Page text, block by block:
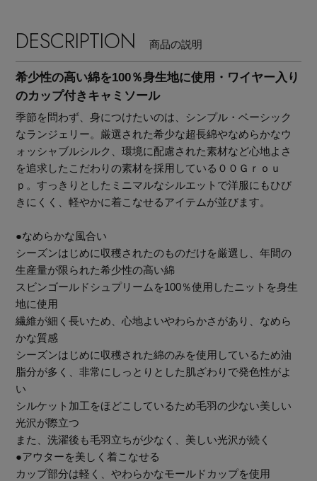
主役級ニットが揃う「シーエフシーエル」の
POP UPがスタート
DESCRIPTION 商品の説明
希少性の高い綿を100％身生地に使用・ワイヤー入り
のカップ付きキャミソール
季節を問わず、身につけたいのは、シンプル・ベーシック
なランジェリー。厳選された希少な超長綿やなめらかなウ
ォッシャブルシルク、環境に配慮された素材など心地よさ
を追求したこだわりの素材を採用している００Ｇｒｏｕ
ｐ。すっきりとしたミニマルなシルエットで洋服にもひび
きにくく、軽やかに着こなせるアイテムが並びます。
●なめらかな風合い
シーズンはじめに収穫されたのものだけを厳選し、年間の
生産量が限られた希少性の高い綿
スビンゴールドシュプリームを100％使用したニットを身生
地に使用
繊維が細く長いため、心地よいやわらかさがあり、なめら
かな質感
シーズンはじめに収穫された綿のみを使用しているため油
脂分が多く、非常にしっとりとした肌ざわりで発色性がよ
い
シルケット加工をほどこしているため毛羽の少ない美しい
光沢が際立つ
また、洗濯後も毛羽立ちが少なく、美しい光沢が続く
●アウターを美しく着こなせる
カップ部分は軽く、やわらかなモールドカップを使用